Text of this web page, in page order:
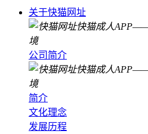
关于快猫网址
公司简介
简介
文化理念
发展历程